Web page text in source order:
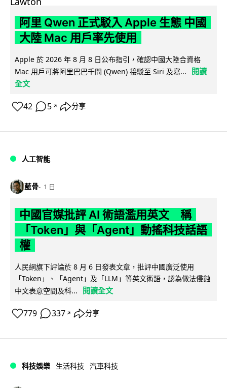
阿里 Qwen 正式駁入 Apple 生態 中國
大陸 Mac 用戶率先使用
Apple 於 2026 年 8 月 8 日公布指引，確認中國大陸合資格
Mac 用戶可將阿里巴巴千問 (Qwen) 接駁至 Siri 及寫...
閱讀
全文
42 5 ↗ 分享
人工智能
藍骨 1 日
中國官媒批評 AI 術語濫用英文 稱
「Token」與「Agent」動搖科技話語
權
人民網旗下評論於 8 月 6 日發表文章，批評中國廣泛使用
「Token」、「Agent」及「LLM」等英文術語，認為做法侵蝕
中文表意空間及科...
閱讀全文
779 337 ↗ 分享
科技娛樂 生活科技 汽車科技